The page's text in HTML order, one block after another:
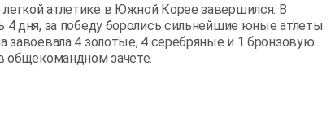
атлетике в Южной Корее завершился. В
4 дня, за победу боролись сильнейшие юные атлеты
завоевала 4 золотые, 4 серебряные и 1 бронзовую
общекомандном зачете.